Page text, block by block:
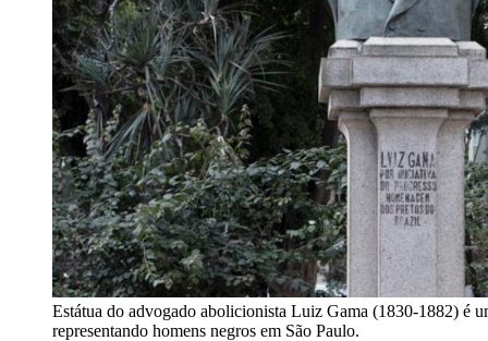
Estátua do advogado abolicionista Luiz Gama (1830-1882) é
representando homens negros em São Paulo.